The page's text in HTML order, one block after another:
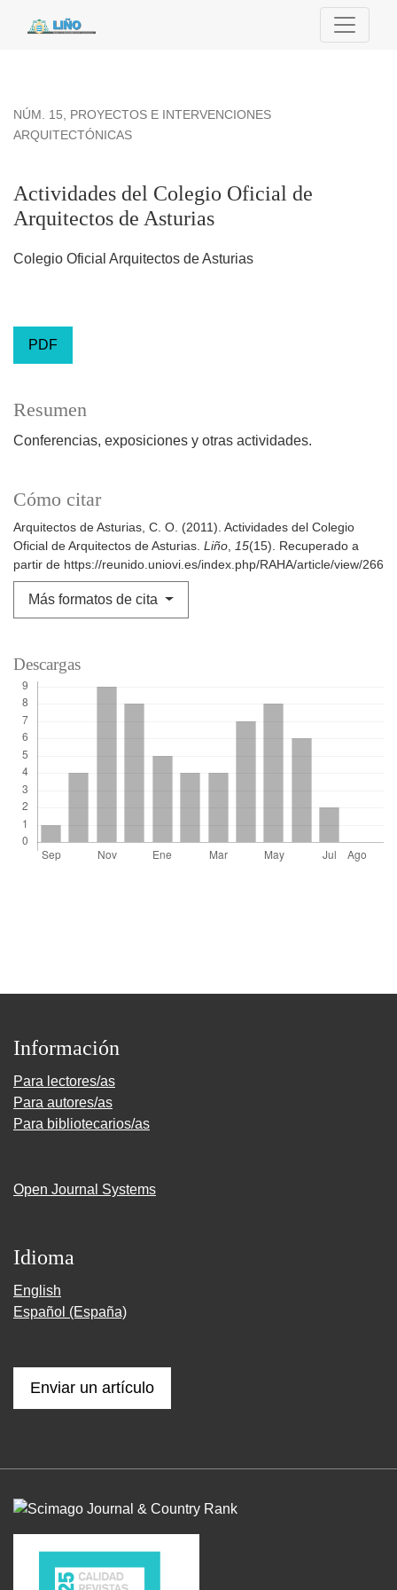
Actividades del Colegio Oficial de Arquitectos de Asturias
NÚM. 15, PROYECTOS E INTERVENCIONES
ARQUITECTÓNICAS
Actividades del Colegio Oficial de
Arquitectos de Asturias
Colegio Oficial Arquitectos de Asturias
PDF
Cómo citar
Arquitectos de Asturias, C. O. (2011). Actividades del Colegio
Oficial de Arquitectos de Asturias. Liño, 15(15). Recuperado a
partir de https://reunido.uniovi.es/index.php/RAHA/article/view/266
Más formatos de cita
Resumen
Conferencias, exposiciones y otras actividades.
Descargas
Información
Para lectores/as
Para autores/as
Para bibliotecarios/as
Open Journal Systems
Idioma
English
Español (España)
Enviar un artículo